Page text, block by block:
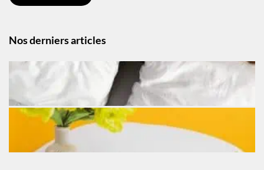
Nos derniers articles